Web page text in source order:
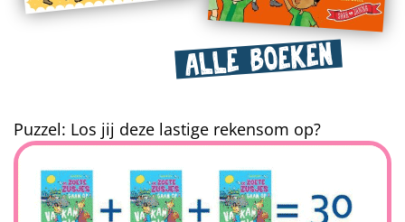
ALLE BOEKEN
Puzzel: Los jij deze lastige rekensom op?